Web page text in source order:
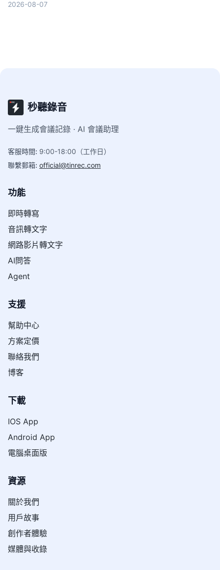
2026-08-07
秒聽錄音
一鍵生成會議記錄 · AI 會議助理
客服時間: 9:00-18:00（工作日）
聯繫郵箱: official@tinrec.com
功能
即時轉寫
音訊轉文字
網路影片轉文字
AI問答
Agent
支援
幫助中心
方案定價
聯絡我們
博客
下載
IOS App
Android App
電腦桌面版
資源
關於我們
用戶故事
創作者體驗
媒體與收錄